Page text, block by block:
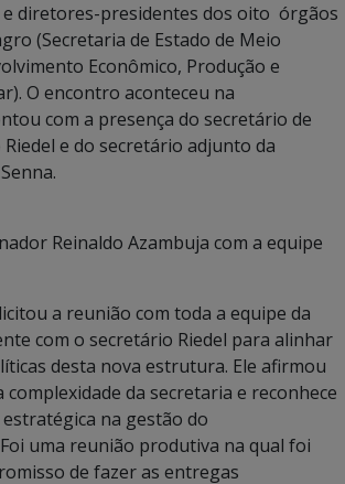
diretores-presidentes dos oito órgãos
(Secretaria de Estado de Meio
Econômico, Produção e
O encontro aconteceu na
com a presença do secretário de
e do secretário adjunto da
Reinaldo Azambuja com a equipe
a reunião com toda a equipe da
com o secretário Riedel para alinhar
desta nova estrutura. Ele afirmou
complexidade da secretaria e reconhece
na gestão do
uma reunião produtiva na qual foi
de fazer as entregas